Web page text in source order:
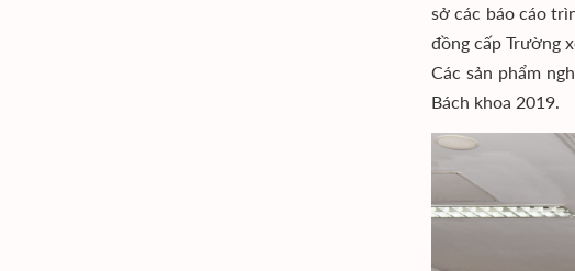
sở các báo cáo
đồng cấp Trường
Các sản phẩm
Bách khoa 2019.